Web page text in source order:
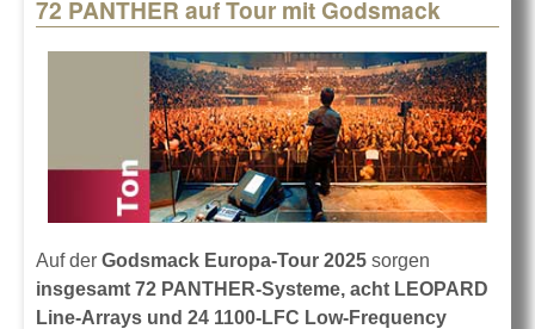
72 PANTHER auf Tour mit Godsmack
Auf der Godsmack Europa-Tour 2025 sorgen
insgesamt 72 PANTHER-Systeme, acht LEOPARD
Line-Arrays und 24 1100-LFC Low-Frequency